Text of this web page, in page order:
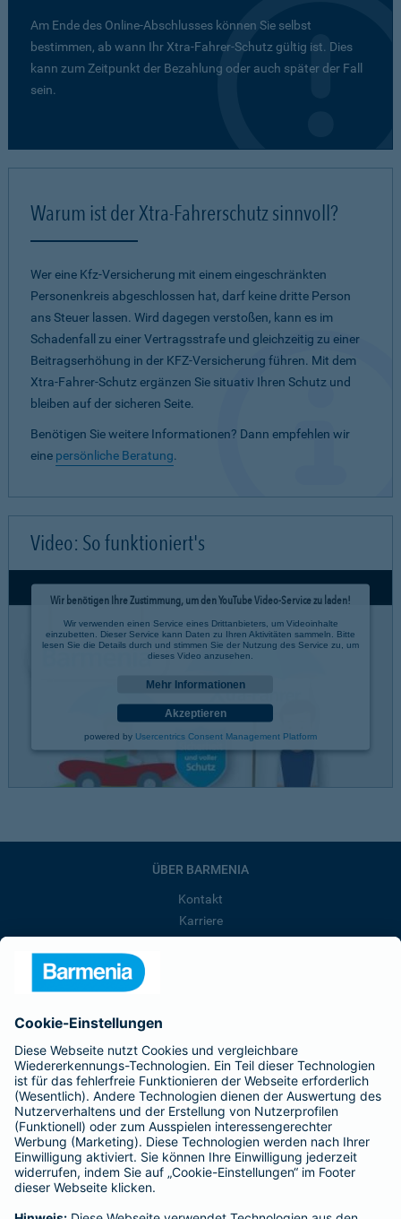
Am Ende des Online-Abschlusses können Sie selbst
bestimmen, ab wann Ihr Xtra-Fahrer-Schutz gültig ist. Dies
kann zum Zeitpunkt der Bezahlung oder auch später der Fall
sein.
Warum ist der Xtra-Fahrerschutz sinnvoll?
Wer eine Kfz-Versicherung mit einem eingeschränkten
Personenkreis abgeschlossen hat, darf keine dritte Person
ans Steuer lassen. Wird dagegen verstoßen, kann es im
Schadenfall zu einer Vertragsstrafe und gleichzeitig zu einer
Beitragserhöhung in der KFZ-Versicherung führen. Mit dem
Xtra-Fahrer-Schutz ergänzen Sie situativ Ihren Schutz und
bleiben auf der sicheren Seite.
Benötigen Sie weitere Informationen? Dann empfehlen wir
eine persönliche Beratung.
Video: So funktioniert's
Wir benötigen Ihre Zustimmung, um den YouTube Video-Service zu laden!
Wir verwenden einen Service eines Drittanbieters, um Videoinhalte
einzubetten. Dieser Service kann Daten zu Ihren Aktivitäten sammeln. Bitte
lesen Sie die Details durch und stimmen Sie der Nutzung des Service zu, um
dieses Video anzusehen.
Mehr Informationen
Akzeptieren
powered by Usercentrics Consent Management Platform
ÜBER BARMENIA
Kontakt
Karriere
Barmenia ist Teil der BarmeniaGothaer
BELIEBTE SEITEN
Kranken-Zusatzversicherung
Tierversicherungen
Haftpflichtversicherung
Hausratversicherung